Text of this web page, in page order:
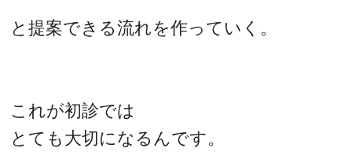
と提案できる流れを作っていく。
これが初診では
とても大切になるんです。